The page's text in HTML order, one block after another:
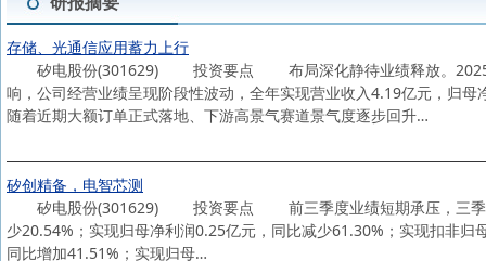
存储、光通信应用蓄力上行
矽电股份(301629) 投资要点 布局深化静待业绩释放。2025年
响，公司经营业绩呈现阶段性波动，全年实现营业收入4.19亿元，归
随着近期大额订单正式落地、下游高景气赛道景气度逐步回升…
矽创精备，电智芯测
矽电股份(301629) 投资要点 前三季度业绩短期承压，三季度单
少20.54%；实现归母净利润0.25亿元，同比减少61.30%；实现扣非
同比增加41.51%；实现归母…